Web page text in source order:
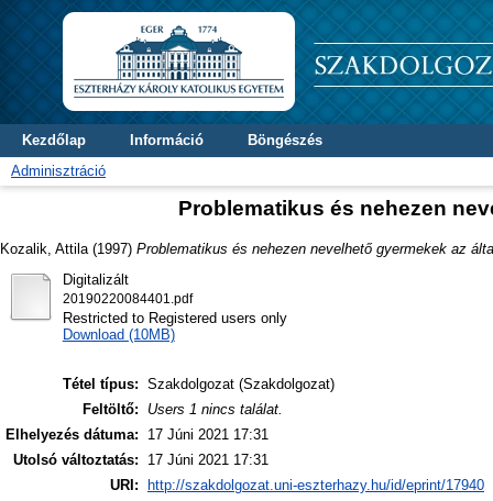
Kezdőlap Információ
Böngészés
Adminisztráció
Problematikus és nehezen
Kozalik, Attila (1997) Problematikus és nehezen nevelhető gyermekek az
Digitalizált
20190220084401.pdf
Restricted to Registered users only
Download (10MB)
Tétel típus: Szakdolgozat (Szakdolgozat)
Feltöltő:
Users 1 nincs találat.
Elhelyezés dátuma:
17 Júni 2021 17:31
Utolsó változtatás:
17 Júni 2021 17:31
URI:
http://szakdolgozat.uni-eszterhazy.hu/id/eprint/17940